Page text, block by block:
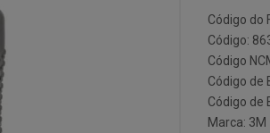
Código do
Código:
Código
Código de
Código de
Marca: 3M